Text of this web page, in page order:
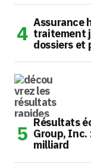
Assurance
traitement
dossiers et
Résultats
Group,
milliard